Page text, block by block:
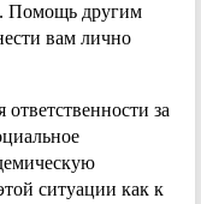
Помощь другим
вам лично
за
ситуации как к